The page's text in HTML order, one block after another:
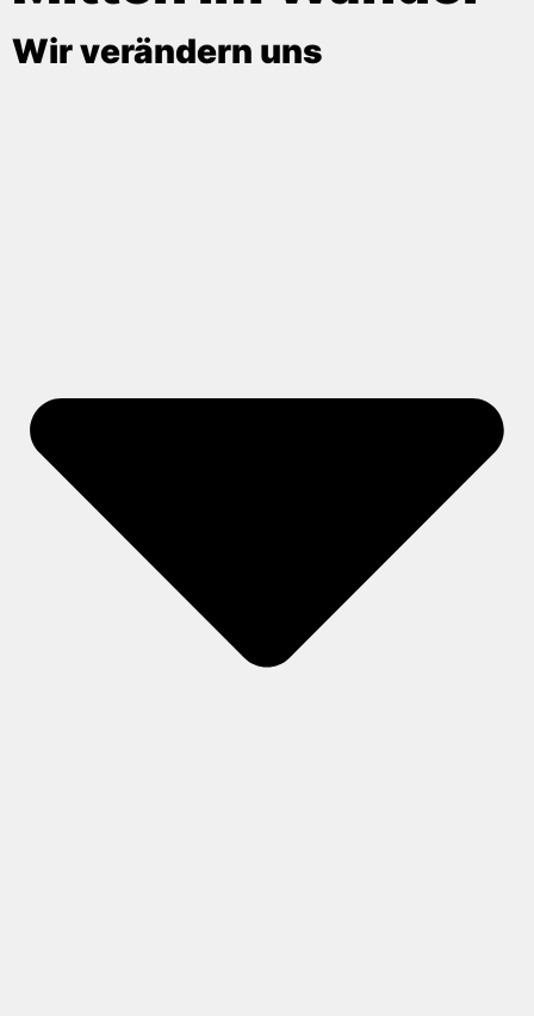
Wir verändern uns